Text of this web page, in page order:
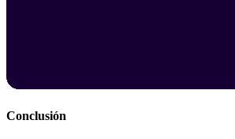
Conclusión